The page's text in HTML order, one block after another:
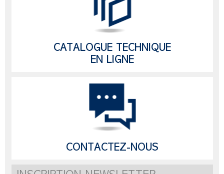
CATALOGUE TECHNIQUE
EN LIGNE
CONTACTEZ-NOUS